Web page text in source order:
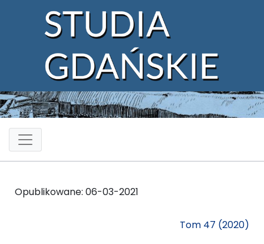
Opublikowane: 06-03-2021
Tom 47 (2020)